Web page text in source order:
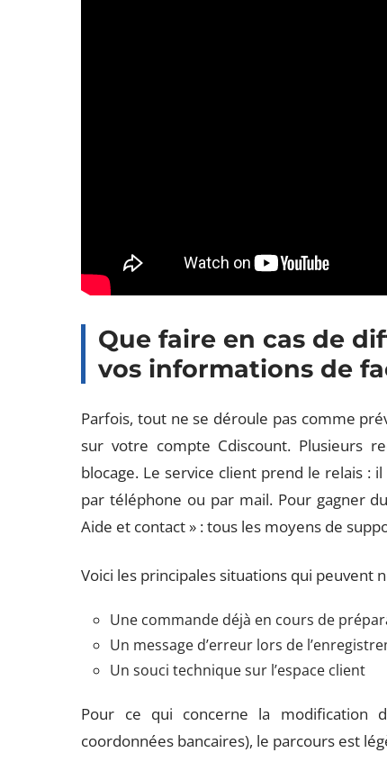
Que faire en cas de
vos informations de
Parfois, tout ne se déroule pas comme
sur votre compte Cdiscount. Plusieurs
blocage. Le service client prend le relais :
par téléphone ou par mail. Pour gagner
Aide et contact » : tous les moyens de
Voici les principales situations qui peuvent
Une commande déjà en cours de
Un message d’erreur lors de
Un souci technique sur l’espace client
Pour ce qui concerne la modification
coordonnées bancaires), le parcours est